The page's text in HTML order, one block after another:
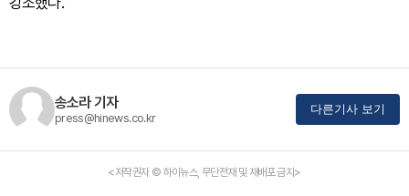
송소라 기자
press@hinews.co.kr
다른기사 보기
<저작권자 © 하이뉴스, 무단전재 및 재배포 금지>